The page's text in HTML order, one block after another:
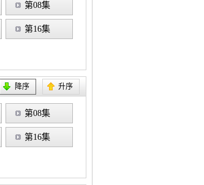
第08集
第16集
降序 升序
第08集
第16集